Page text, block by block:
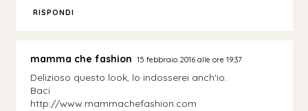
RISPONDI
mamma che fashion 15 febbraio 2016 alle ore 19:37
Delizioso questo look, lo indosserei anch'io.
Baci
http://www.mammachefashion.com